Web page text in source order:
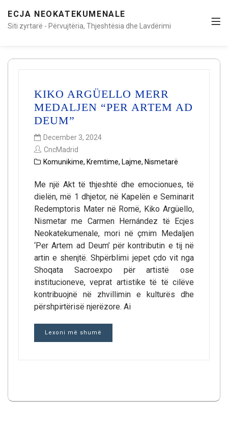
ECJA NEOKATEKUMENALE
Siti zyrtarë - Përvujtëria, Thjeshtësia dhe Lavdërimi
KIKO ARGÜELLO MERR
MEDALJEN “PER ARTEM AD
DEUM”
December 3, 2024
CncMadrid
Komunikime, Kremtime, Lajme, Nismetarë
Me një Akt të thjeshtë dhe emocionues, të
dielën, më 1 dhjetor, në Kapelën e Seminarit
Redemptoris Mater në Romë, Kiko Argüello,
Nismetar me Carmen Hernández të Ecjes
Neokatekumenale, mori në çmim Medaljen
‘Per Artem ad Deum’ për kontributin e tij në
artin e shenjtë. Shpërblimi jepet çdo vit nga
Shoqata Sacroexpo për artistë ose
institucioneve, veprat artistike të të cilëve
kontribuojnë në zhvillimin e kulturës dhe
përshpirtërisë njerëzore. Ai
Lexoni më shumë